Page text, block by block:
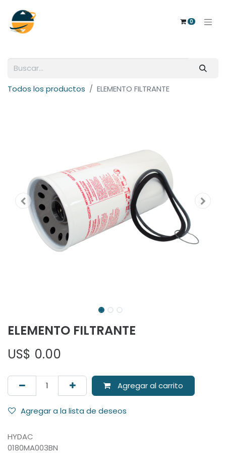
0
Todos los productos ELEMENTO FILTRANTE
ELEMENTO FILTRANTE
US$ 0.00
Agregar al carrito
Agregar a la lista de deseos
HYDAC
0180MA003BN